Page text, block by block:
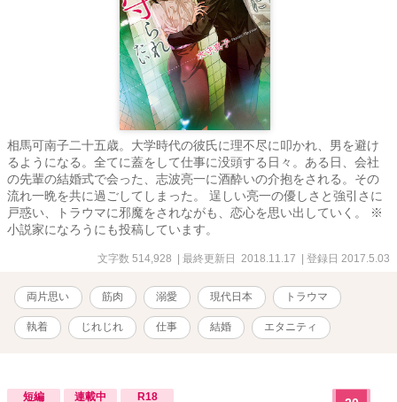
相馬可南子二十五歳。大学時代の彼氏に理不尽に叩かれ、男を避け
るようになる。全てに蓋をして仕事に没頭する日々。ある日、会社
の先輩の結婚式で会った、志波亮一に酒酔いの介抱をされる。その
流れ一晩を共に過ごしてしまった。 逞しい亮一の優しさと強引さに
戸惑い、トラウマに邪魔をされながも、恋心を思い出していく。 ※
小説家になろうにも投稿しています。
文字数 514,928 | 最終更新日 2018.11.17 | 登録日 2017.5.03
両片思い 筋肉 溺愛 現代日本 トラウマ
執着 じれじれ 仕事 結婚 エタニティ
短編 連載中 R18